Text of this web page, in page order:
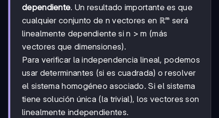
dependiente. Un resultado importante es que
cualquier conjunto de n vectores en ℝᵐ será
linealmente dependiente si n > m (más
vectores que dimensiones).
Para verificar la independencia lineal, podemos
usar determinantes (si es cuadrada) o resolver
el sistema homogéneo asociado. Si el sistema
tiene solución única (la trivial), los vectores son
linealmente independientes.